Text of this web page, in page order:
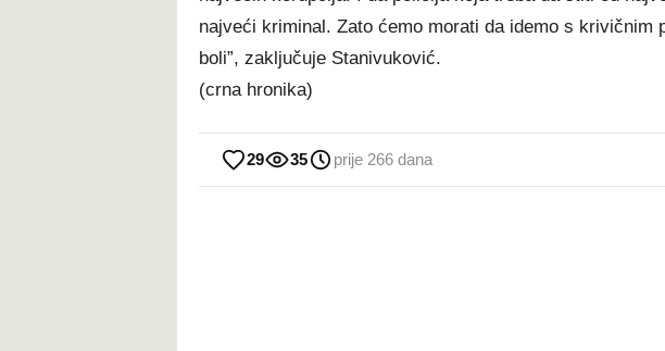
najveći kriminal. Zato ćemo morati da idemo s krivičnim
boli”, zaključuje Stanivuković.
(crna hronika)
29 35 prije 266 dana